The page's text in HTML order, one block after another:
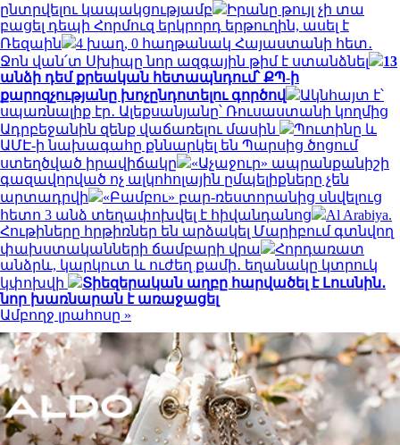
ընտրվելու կապակցությամբ
Իրանը թույլ չի տա
բացել դեպի Հորմուզ երկրորդ երթուղին, ասել է
Ռեզաին
4 խաղ, 0 հաղթանակ Հայաստանի հետ․
Ջոն վան՛տ Սխիպը նոր ազգային թիմ է ստանձնել
13
անձի դեմ քրեական հետապնդում՝ ՔՊ-ի
քարոզչությանը խոչընդոտելու գործով
Ակնհայտ է՝
սպառնալիք էր․ Ալեքսանյանը՝ Ռուսաստանի կողմից
Ադրբեջանին զենք վաճառելու մասին
Պուտինը և
ԱՄԷ-ի նախագահը քննարկել են Պարսից ծոցում
ստեղծված իրավիճակը
«Աչաջուր» ապրանքանիշի
գազավորված ոչ ալկոհոլային ըմպելիքները չեն
արտադրվի
«Բամբու» բար-ռեստորանից սնվելուց
հետո 3 անձ տեղափոխվել է հիվանդանոց
Al Arabiya.
Հութիները հրթիռներ են արձակել Մարիբում գտնվող
փախստականների ճամբարի վրա
Հորդառատ
անձրև, կարկուտ և ուժեղ քամի․ եղանակը կտրուկ
կփոխվի
Տիեզերական աղբը հարվածել է Լուսնին․
նոր խառնարան է առաջացել
Ամբողջ լրահոսը »